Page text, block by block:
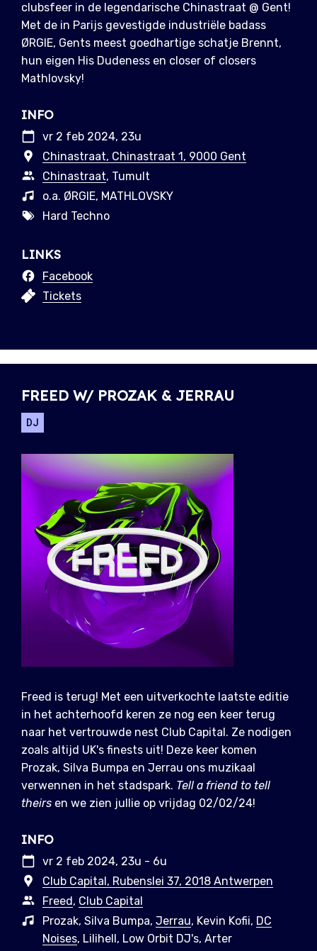
clubsfeer in de legendarische Chinastraat @ Gent!
Met de in Parijs gevestigde industriële badass
ØRGIE, Gents meest goedhartige schatje Brennt,
hun eigen His Dudeness en closer of closers
Mathlovsky!
INFO
vr 2 feb 2024, 23u
Chinastraat, Chinastraat 1, 9000 Gent
Chinastraat, Tumult
o.a. ØRGIE, MATHLOVSKY
Hard Techno
LINKS
Facebook
Tickets
FREED W/ PROZAK & JERRAU
DJ
Freed is terug! Met een uitverkochte laatste editie
in het achterhoofd keren ze nog een keer terug
naar het vertrouwde nest Club Capital. Ze nodigen
zoals altijd UK's finests uit! Deze keer komen
Prozak, Silva Bumpa en Jerrau ons muzikaal
verwennen in het stadspark. Tell a friend to tell
theirs en we zien jullie op vrijdag 02/02/24!
INFO
vr 2 feb 2024, 23u - 6u
Club Capital, Rubenslei 37, 2018 Antwerpen
Freed , Club Capital
Prozak, Silva Bumpa, Jerrau, Kevin Kofii, DC
Noises, Lilihell, Low Orbit DJ's, Arter